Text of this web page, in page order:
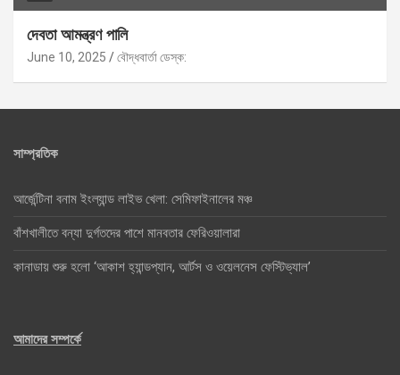
দেবতা আমন্ত্রণ পালি
June 10, 2025 বৌদ্ধবার্তা ডেস্ক:
সাম্প্রতিক
আর্জেন্টিনা বনাম ইংল্যান্ড লাইভ খেলা: সেমিফাইনালের মঞ্চ
বাঁশখালীতে বন্যা দুর্গতদের পাশে মানবতার ফেরিওয়ালারা
কানাডায় শুরু হলো ‘আকাশ হ্যান্ডপ্যান, আর্টস ও ওয়েলনেস ফেস্টিভ্যাল’
আমাদের সম্পর্কে